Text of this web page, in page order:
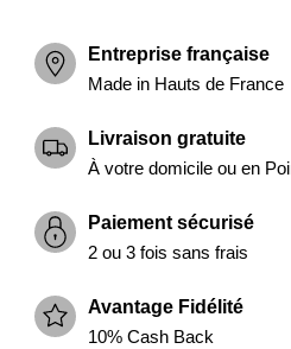
Entreprise française
Made in Hauts de France
Livraison gratuite
À votre domicile ou en
Paiement sécurisé
2 ou 3 fois sans frais
Avantage Fidélité
10% Cash Back